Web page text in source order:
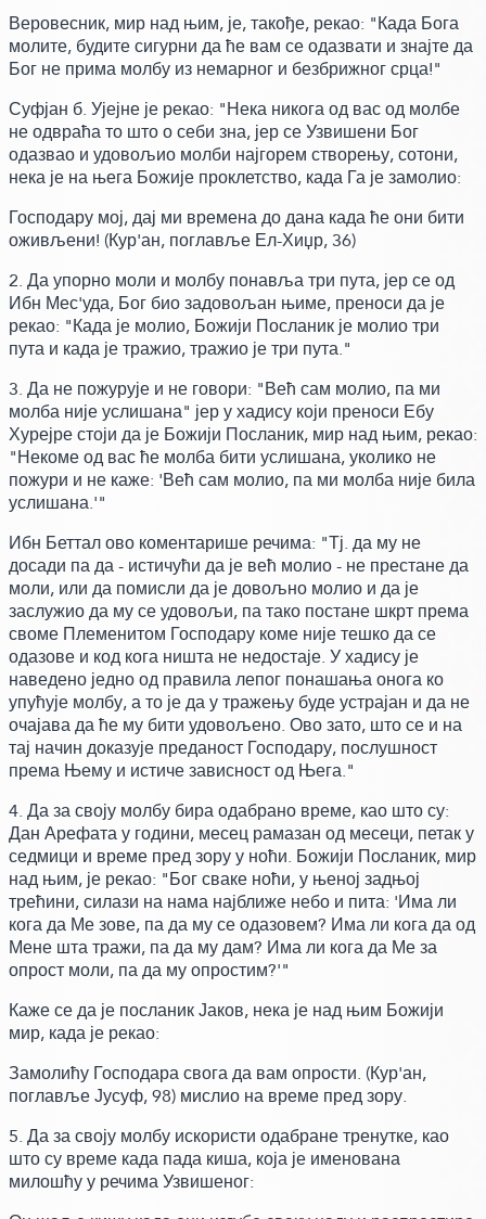
Веровесник, мир над њим, је, такође,рекао: "Када Бога
молите, будите сигурни да ће вам се одазвати и знајте да
Бог не прима молбу из немарног и безбрижног срца!"
Суфјан б.Ујејне је рекао: "Нека никога од вас од молбе
не одвраћа то што о себи зна, јер се Узвишени Бог
одазвао и удовољио молби најгорем створењу, сотони,
нека је на њега Божије проклетство,када Га је замолио:
Господару мој, дај ми времена до дана када ће они бити
оживљени! (Кур'ан, поглавље Ел-Хиџр, 36)
2. Да упорно моли и молбу понавља три пута, јер се од
Ибн Мес'уда, Бог био задовољан њиме,преноси да је
рекао: "Када је молио, Божији Посланик је молио три
пута и када је тражио, тражио је три пута."
3.Да не пожурује и не говори: "Већ сам молио, па ми
молба није услишана" јер у хадису који преноси Ебу
Хурејре стоји да је Божији Посланик, мир над њим,рекао:
"Некоме од вас ће молба бити услишана,уколико не
пожури и не каже: 'Већ сам молио, па ми молба није била
услишана.'"
Ибн Беттал ово коментарише речима: "Тј. да му не
досади па да - истичући да је већ молио - не престане да
моли, или да помисли да је довољно молио и да је
заслужио да му се удовољи, па тако постане шкрт према
своме Племенитом Господару коме није тешко да се
одазове и код кога ништа не недостаје. У хадису је
наведено једно од правила лепог понашања онога ко
упућује молбу, а то је да у тражењу буде устрајан и да не
очајава да ће му бити удовољено. Ово зато, што се и на
тај начин доказује преданост Господару, послушност
према Њему и истиче зависност од Њега."
4. Да за своју молбу бира одабрано време,као што су:
Дан Арефата у години, месец рамазан од месеци, петак у
седмици и време пред зору у ноћи. Божији Посланик, мир
над њим,је рекао: "Бог сваке ноћи, у њеној задњој
трећини,силази на нама најближе небо и пита: 'Има ли
кога да Ме зове, па да му се одазовем? Има ли кога да од
Мене шта тражи, па да му дам? Има ли кога да Ме за
опрост моли, па да му опростим?'"
Каже се да је посланик Јаков, нека је над њим Божији
мир,када је рекао:
Замолићу Господара свога да вам опрости. (Кур'ан,
поглавље Јусуф, 98)мислио на време пред зору.
5. Да за своју молбу искористи одабране тренутке, као
што су време када пада киша,која је именована
милошћу у речима Узвишеног: